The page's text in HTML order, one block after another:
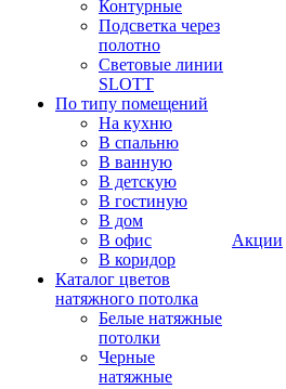
Контурные
Подсветка через
полотно
Световые линии
SLOTT
По типу помещений
На кухню
В спальню
В ванную
В детскую
В гостиную
В дом
В офис
В коридор
Каталог цветов
натяжного потолка
Белые натяжные
потолки
Черные
натяжные
Акции